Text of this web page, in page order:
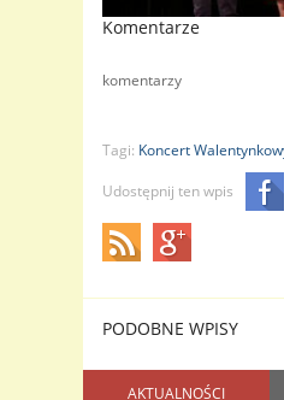
Komentarze
komentarzy
Tagi: Koncert
Udostępnij ten wpis
PODOBNE WPISY
AKTUALNOŚCI